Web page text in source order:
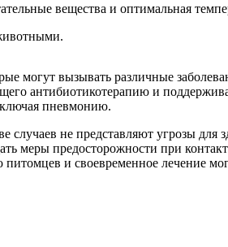
вещества и оптимальная
могут вызывать различные
антибиотикотерапию и
пневмонию.
не представляют угрозы для
меры предосторожности при
и своевременное лечение